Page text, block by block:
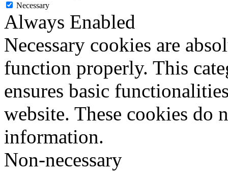
Necessary
Always Enabled
Necessary cookies are
function properly. This
ensures basic
website. These cookies do
information.
Non-necessary